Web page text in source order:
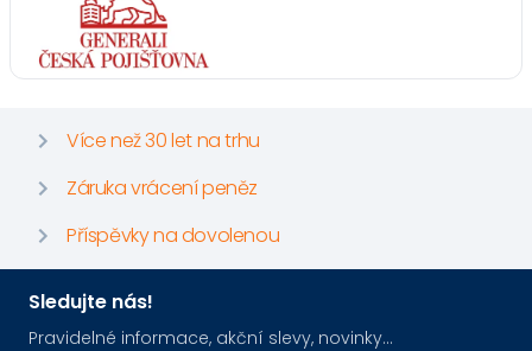
Více než 30 let na trhu
Záruka vrácení peněz
Příspěvky na dovolenou
Sledujte nás!
Pravidelné informace, akční slevy, novinky...